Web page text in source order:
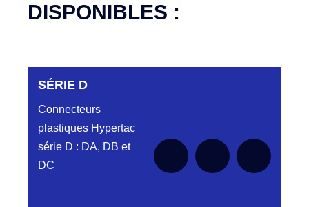
DISPONIBLES :
SÉRIE D
Connecteurs
plastiques Hypertac
série D : DA, DB et
DC